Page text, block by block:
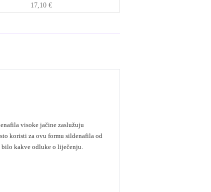
17,10 €
visoke jačine zaslužuju
koristi za ovu formu sildenafila od
kakve odluke o liječenju.